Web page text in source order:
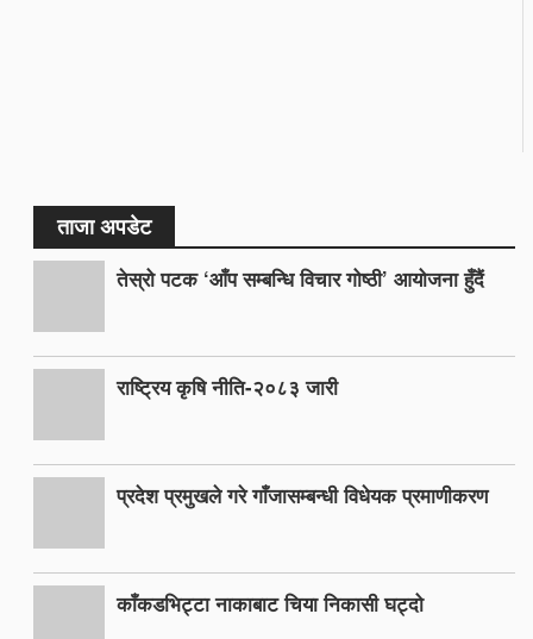
ताजा अपडेट
तेस्रो पटक ‘आँप सम्बन्धि विचार गोष्ठी’ आयोजना हुँदैं
राष्ट्रिय कृषि नीति-२०८३ जारी
प्रदेश प्रमुखले गरे गाँजासम्बन्धी विधेयक प्रमाणीकरण
काँकडभिट्टा नाकाबाट चिया निकासी घट्दो